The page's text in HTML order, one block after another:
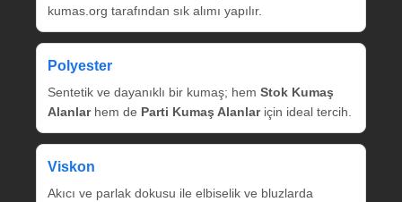
kumas.org tarafından sık alımı yapılır.
Polyester
Sentetik ve dayanıklı bir kumaş; hem Stok Kumaş
Alanlarhem de Parti Kumaş Alanlariçin ideal tercih.
Viskon
Akıcı ve parlak dokusu ile elbiselik ve bluzlarda